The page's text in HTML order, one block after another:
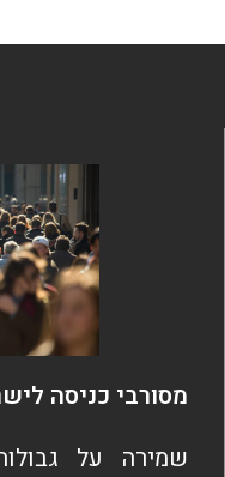
מסורבי כניסה
שמירה על